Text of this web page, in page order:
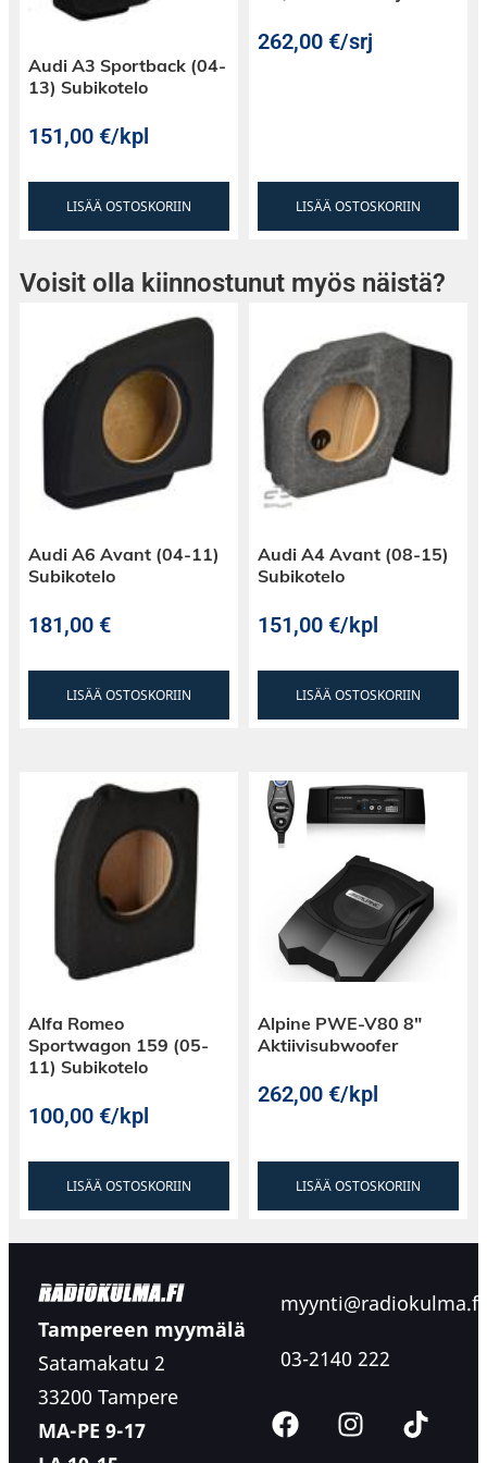
Audi A3 Sportback (04-
13) Subikotelo
151,00€/kpl
LISÄÄ OSTOSKORIIN
262,00€/srj
LISÄÄ OSTOSKORIIN
Voisit olla kiinnostunut myös näistä?
Audi A6 Avant (04-11)
Subikotelo
181,00€
LISÄÄ OSTOSKORIIN
Audi A4 Avant (08-15)
Subikotelo
151,00€/kpl
LISÄÄ OSTOSKORIIN
Alfa Romeo
Sportwagon 159 (05-
11) Subikotelo
100,00€/kpl
LISÄÄ OSTOSKORIIN
Alpine PWE-V80 8″
Aktiivisubwoofer
262,00€/kpl
LISÄÄ OSTOSKORIIN
Tampereen myymälä
Satamakatu 2
33200 Tampere
MA-PE 9-17
myynti@radiokulma.fi
03-2140 222